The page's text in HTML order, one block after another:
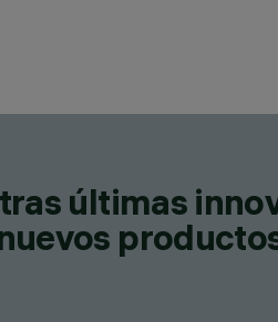
últimas